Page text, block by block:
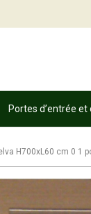
Portes d’entrée et
H700xL60 cm 0 1